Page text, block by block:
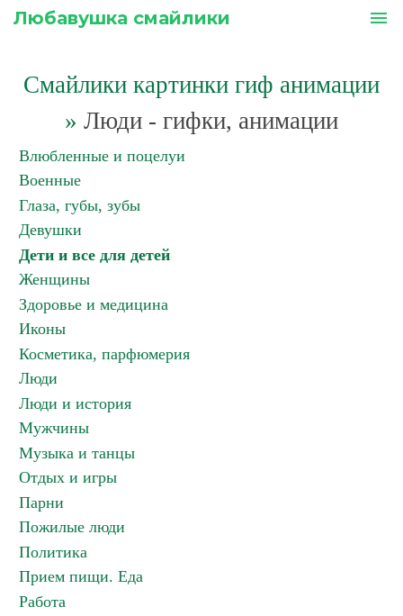
Любавушка смайлики menu
Смайлики картинки гиф анимации
» Люди - гифки, анимации
Влюбленные и поцелуи
Военные
Глаза, губы, зубы
Девушки
Дети и все для детей
Женщины
Здоровье и медицина
Иконы
Косметика, парфюмерия
Люди
Люди и история
Мужчины
Музыка и танцы
Отдых и игры
Парни
Пожилые люди
Политика
Прием пищи. Еда
Работа